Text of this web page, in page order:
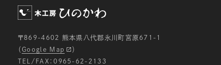
〒869-4602 熊本県八代郡氷川町宮原671-1
（ Google Map
）
TEL/FAX：0965-62-2133